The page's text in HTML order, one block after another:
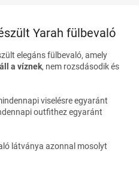
Yarah fülbevaló
elegáns fülbevaló, amely
a víznek, nem rozsdásodik és
viselésre egyaránt
outfithez egyaránt
látványa azonnal mosolyt